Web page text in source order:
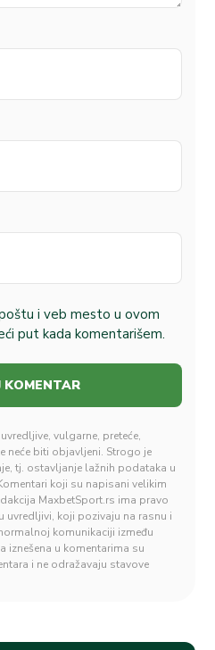
i veb mesto u ovom
put kada komentarišem.
vulgarne, preteće,
neće biti objavljeni. Strogo je
tj. ostavljanje lažnih podataka u
koji su napisani velikim
MaxbetSport.rs ima pravo
uvredljivi, koji pozivaju na rasnu i
komunikaciji između
u komentarima su
i ne odražavaju stavove